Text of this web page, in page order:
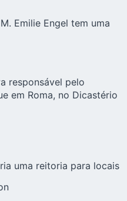
Emilie Engel tem uma
responsável pelo
em Roma, no Dicastério
uma reitoria para locais